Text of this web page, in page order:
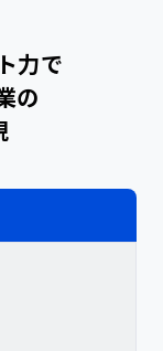
ドが5
ランド
た、メ
制
力で
の